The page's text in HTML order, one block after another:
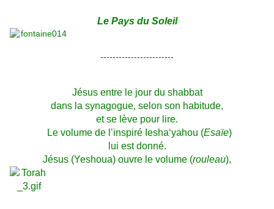
Le Pays du Soleil
------------------------
Jésus entre le jour du shabbat
dans la synagogue, selon son habitude,
et se lève pour lire.
Le volume de l’inspiré Iesha‘yahou (Esaïe)
lui est donné.
Jésus (Yeshoua) ouvre le volume (rouleau),